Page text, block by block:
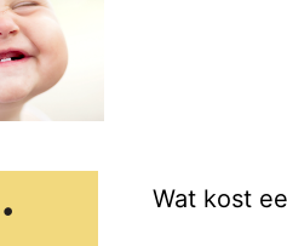
Wat kost